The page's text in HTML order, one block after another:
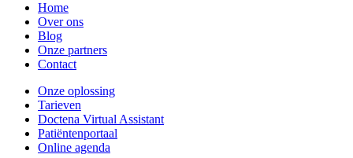
Home
Over ons
Blog
Onze partners
Contact
Onze oplossing
Tarieven
Doctena Virtual Assistant
Patiëntenportaal
Online agenda